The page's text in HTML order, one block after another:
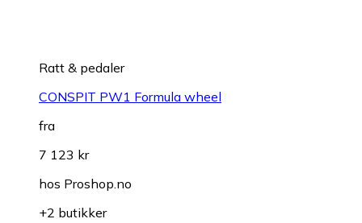
Ratt & pedaler
CONSPIT PW1 Formula wheel
fra
7 123 kr
hos Proshop.no
+2 butikker